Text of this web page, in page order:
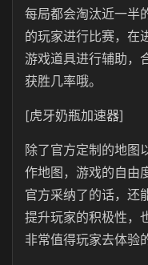
每局都会淘汰近一半
的玩家进行比赛，在
游戏道具进行辅助，
获胜几率哦。
[虎牙奶瓶加速器]
除了官方定制的地图
作地图，游戏的自由
官方采纳了的话，还
提升玩家的积极性，
非常值得玩家去体验